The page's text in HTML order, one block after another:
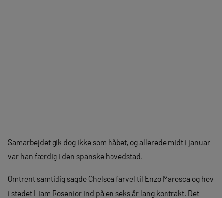
Samarbejdet gik dog ikke som håbet, og allerede midt i januar
var han færdig i den spanske hovedstad.
Omtrent samtidig sagde Chelsea farvel til Enzo Maresca og hev
i stedet Liam Rosenior ind på en seks år lang kontrakt. Det